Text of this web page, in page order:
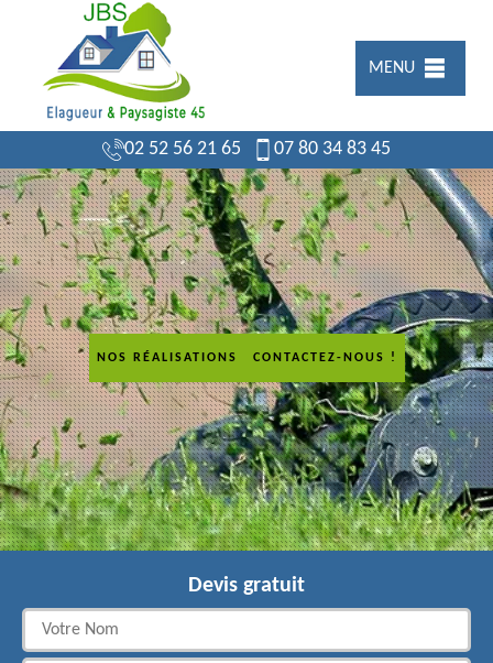
MENU
02 52 56 21 65 07 80 34 83 45
NOS RÉALISATIONS CONTACTEZ-NOUS !
Devis gratuit